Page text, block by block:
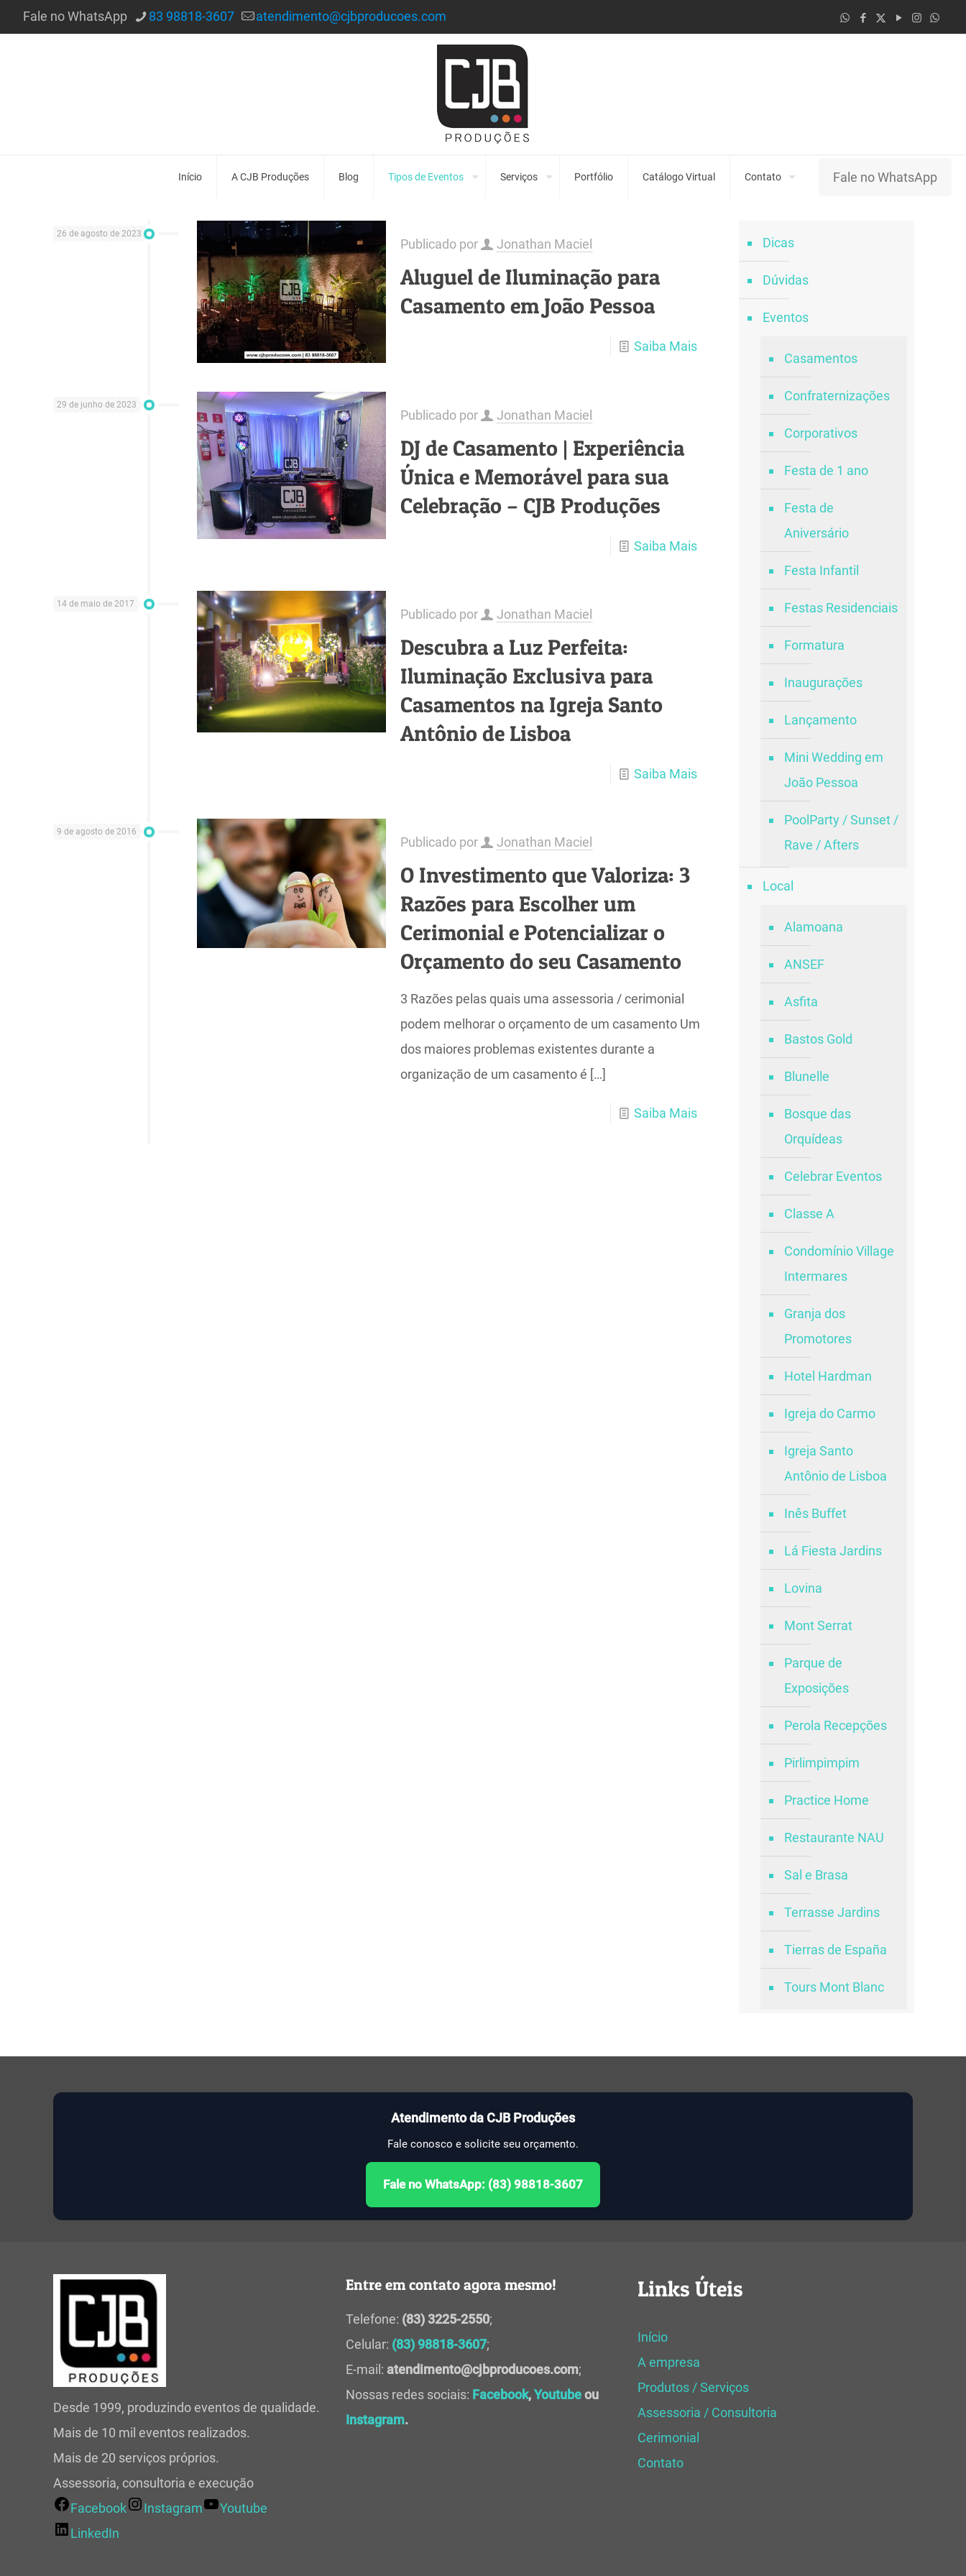
Fale no WhatsApp 83 98818-3607 atendimento@cjbproducoes.com
Início A CJB Produções Blog Tipos de Eventos Serviços Portfólio Catálogo Virtual Contato Fale no WhatsApp
26 de agosto de 2023
Publicado por Jonathan Maciel
Aluguel de Iluminação para
Casamento em João Pessoa
Saiba Mais
29 de junho de 2023
Publicado por Jonathan Maciel
DJ de Casamento | Experiência
Única e Memorável para sua
Celebração – CJB Produções
Saiba Mais
14 de maio de 2017
Publicado por Jonathan Maciel
Descubra a Luz Perfeita:
Iluminação Exclusiva para
Casamentos na Igreja Santo
Antônio de Lisboa
Saiba Mais
9 de agosto de 2016
Publicado por Jonathan Maciel
O Investimento que Valoriza: 3
Razões para Escolher um
Cerimonial e Potencializar o
Orçamento do seu Casamento
3 Razões pelas quais uma assessoria / cerimonial
podem melhorar o orçamento de um casamento Um
dos maiores problemas existentes durante a
organização de um casamento é […]
Saiba Mais
Dicas
Dúvidas
Eventos
Casamentos
Confraternizações
Corporativos
Festa de 1 ano
Festa de
Aniversário
Festa Infantil
Festas Residenciais
Formatura
Inaugurações
Lançamento
Mini Wedding em
João Pessoa
PoolParty / Sunset /
Rave / Afters
Local
Alamoana
ANSEF
Asfita
Bastos Gold
Blunelle
Bosque das
Orquídeas
Celebrar Eventos
Classe A
Condomínio Village
Intermares
Granja dos
Promotores
Hotel Hardman
Igreja do Carmo
Igreja Santo
Antônio de Lisboa
Inês Buffet
Lá Fiesta Jardins
Lovina
Mont Serrat
Parque de
Exposições
Perola Recepções
Pirlimpimpim
Practice Home
Restaurante NAU
Sal e Brasa
Terrasse Jardins
Tierras de España
Tours Mont Blanc
Atendimento da CJB Produções
Fale conosco e solicite seu orçamento.
Fale no WhatsApp: (83) 98818-3607
Desde 1999, produzindo eventos de qualidade.
Mais de 10 mil eventos realizados.
Mais de 20 serviços próprios.
Assessoria, consultoria e execução
Facebook
Instagram
Youtube
LinkedIn
Entre em contato agora mesmo!
Telefone: (83) 3225-2550;
Celular: (83) 98818-3607;
E-mail: atendimento@cjbproducoes.com;
Nossas redes sociais: Facebook,Youtubeou
Instagram.
Links Úteis
Início
A empresa
Produtos / Serviços
Assessoria / Consultoria
Cerimonial
Contato